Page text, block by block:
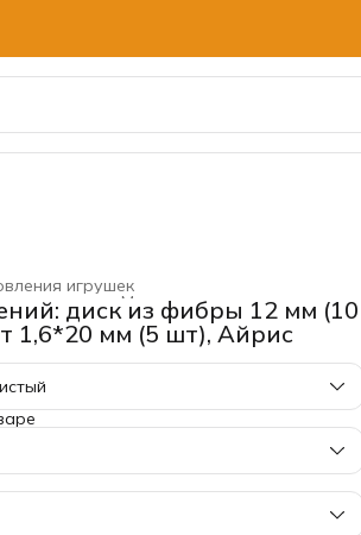
игрушек
Материал для рукоделия
›
диск из фибры 12 мм (10
1,6*20 мм (5 шт), Айрис